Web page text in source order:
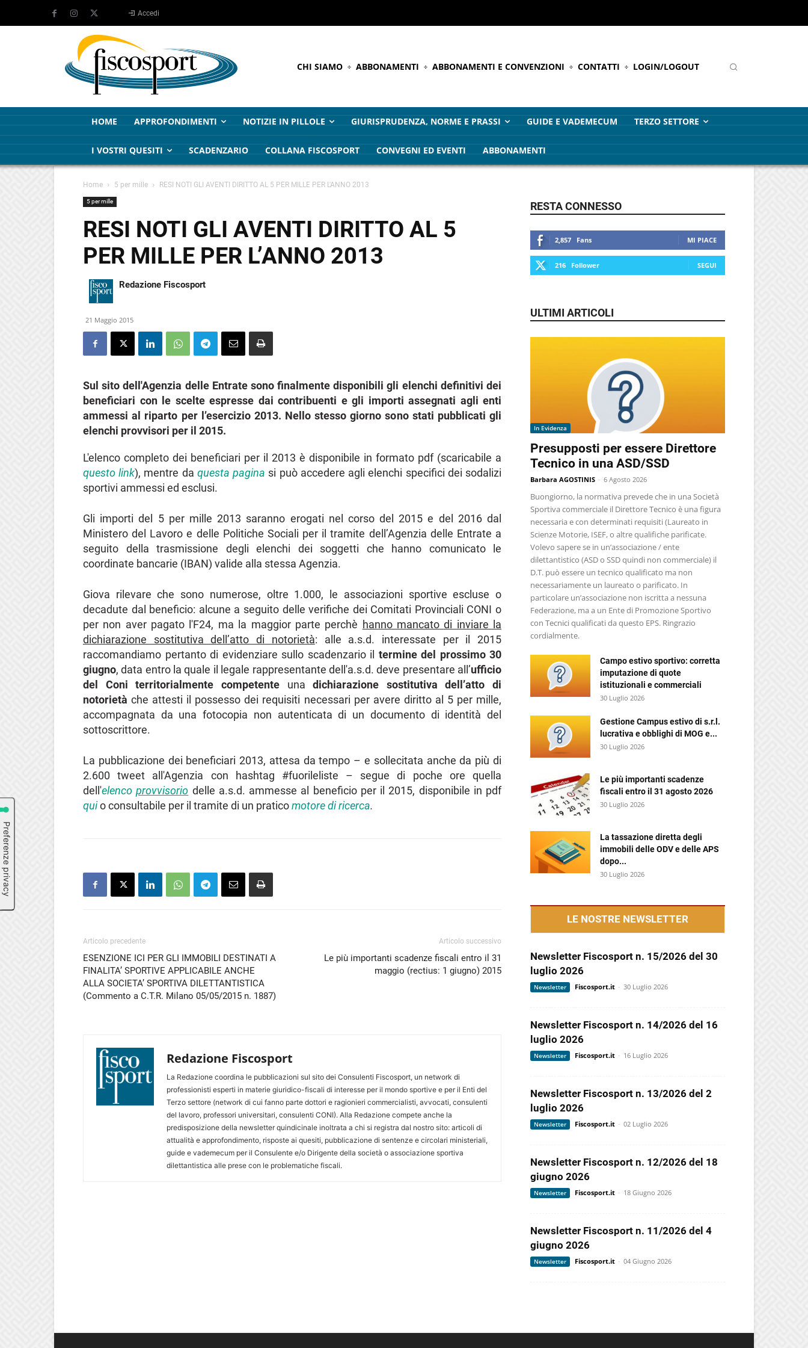
Accedi
CHI SIAMO ABBONAMENTI ABBONAMENTI E CONVENZIONI CONTATTI LOGIN/LOGOUT
HOME APPROFONDIMENTI NOTIZIE IN PILLOLE GIURISPRUDENZA, NORME E PRASSI GUIDE E VADEMECUM TERZO SETTORE
I VOSTRI QUESITI SCADENZARIO COLLANA FISCOSPORT CONVEGNI ED EVENTI ABBONAMENTI
Home 5 per mille RESI NOTI GLI AVENTI DIRITTO AL 5 PER MILLE PER L'ANNO 2013
5 per mille
RESI NOTI GLI AVENTI DIRITTO AL 5
PER MILLE PER L’ANNO 2013
Redazione Fiscosport
21 Maggio 2015
Sul sito dell'Agenzia delle Entrate sono finalmente disponibili gli elenchi definitivi dei
beneficiari con le scelte espresse dai contribuenti e gli importi assegnati agli enti
ammessi al riparto per l’esercizio 2013. Nello stesso giorno sono stati pubblicati gli
elenchi provvisori per il 2015.
L'elenco completo dei beneficiari per il 2013 è disponibile in formato pdf (scaricabile a
questo link), mentre da questa pagina si può accedere agli elenchi specifici dei sodalizi
sportivi ammessi ed esclusi.
Gli importi del 5 per mille 2013 saranno erogati nel corso del 2015 e del 2016 dal
Ministero del Lavoro e delle Politiche Sociali per il tramite dell’Agenzia delle Entrate a
seguito della trasmissione degli elenchi dei soggetti che hanno comunicato le
coordinate bancarie (IBAN) valide alla stessa Agenzia.
Giova rilevare che sono numerose, oltre 1.000, le associazioni sportive escluse o
decadute dal beneficio: alcune a seguito delle verifiche dei Comitati Provinciali CONI o
per non aver pagato l'F24, ma la maggior parte perchè hanno mancato di inviare la
dichiarazione sostitutiva dell’atto di notorietà: alle a.s.d. interessate per il 2015
raccomandiamo pertanto di evidenziare sullo scadenzario il termine del prossimo 30
giugno, data entro la quale il legale rappresentante dell'a.s.d. deve presentare all’ufficio
del Coni territorialmente competenteunadichiarazione sostitutiva dell’atto di
notorietà che attesti il possesso dei requisiti necessari per avere diritto al 5 per mille,
accompagnata da una fotocopia non autenticata di un documento di identità del
sottoscrittore.
La pubblicazione dei beneficiari 2013, attesa da tempo – e sollecitata anche da più di
2.600 tweet all'Agenzia con hashtag #fuorileliste – segue di poche ore quella
dell'elencoprovvisorio delle a.s.d. ammesse al beneficio per il 2015, disponibile in pdf
quio consultabile per il tramite di un praticomotore di ricerca.
Articolo precedente
ESENZIONE ICI PER GLI IMMOBILI DESTINATI A
FINALITA’ SPORTIVE APPLICABILE ANCHE
ALLA SOCIETA’ SPORTIVA DILETTANTISTICA
(Commento a C.T.R. Milano 05/05/2015 n. 1887)
Articolo successivo
Le più importanti scadenze fiscali entro il 31
maggio (rectius: 1 giugno) 2015
Redazione Fiscosport
La Redazione coordina le pubblicazioni sul sito dei Consulenti Fiscosport, un network di
professionisti esperti in materie giuridico-fiscali di interesse per il mondo sportive e per il Enti del
Terzo settore (network di cui fanno parte dottori e ragionieri commercialisti, avvocati, consulenti
del lavoro, professori universitari, consulenti CONI). Alla Redazione compete anche la
predisposizione della newsletter quindicinale inoltrata a chi si registra dal nostro sito: articoli di
attualità e approfondimento, risposte ai quesiti, pubblicazione di sentenze e circolari ministeriali,
guide e vademecum per il Consulente e/o Dirigente della società o associazione sportiva
dilettantistica alle prese con le problematiche fiscali.
RESTA CONNESSO
2,857 Fans MI PIACE
216 Follower SEGUI
ULTIMI ARTICOLI
In Evidenza
Presupposti per essere Direttore
Tecnico in una ASD/SSD
Barbara AGOSTINIS - 6 Agosto 2026
Buongiorno, la normativa prevede che in una Società
Sportiva commerciale il Direttore Tecnico è una figura
necessaria e con determinati requisiti (Laureato in
Scienze Motorie, ISEF, o altre qualifiche parificate.
Volevo sapere se in un’associazione / ente
dilettantistico (ASD o SSD quindi non commerciale) il
D.T. può essere un tecnico qualificato ma non
necessariamente un laureato o parificato. In
particolare un’associazione non iscritta a nessuna
Federazione, ma a un Ente di Promozione Sportivo
con Tecnici qualificati da questo EPS. Ringrazio
cordialmente.
Campo estivo sportivo: corretta
imputazione di quote
istituzionali e commerciali
30 Luglio 2026
Gestione Campus estivo di s.r.l.
lucrativa e obblighi di MOG e...
30 Luglio 2026
Le più importanti scadenze
fiscali entro il 31 agosto 2026
30 Luglio 2026
La tassazione diretta degli
immobili delle ODV e delle APS
dopo...
30 Luglio 2026
LE NOSTRE NEWSLETTER
Newsletter Fiscosport n. 15/2026 del 30
luglio 2026
Newsletter Fiscosport.it - 30 Luglio 2026
Newsletter Fiscosport n. 14/2026 del 16
luglio 2026
Newsletter Fiscosport.it - 16 Luglio 2026
Newsletter Fiscosport n. 13/2026 del 2
luglio 2026
Newsletter Fiscosport.it - 02 Luglio 2026
Newsletter Fiscosport n. 12/2026 del 18
giugno 2026
Newsletter Fiscosport.it - 18 Giugno 2026
Newsletter Fiscosport n. 11/2026 del 4
giugno 2026
Newsletter Fiscosport.it - 04 Giugno 2026